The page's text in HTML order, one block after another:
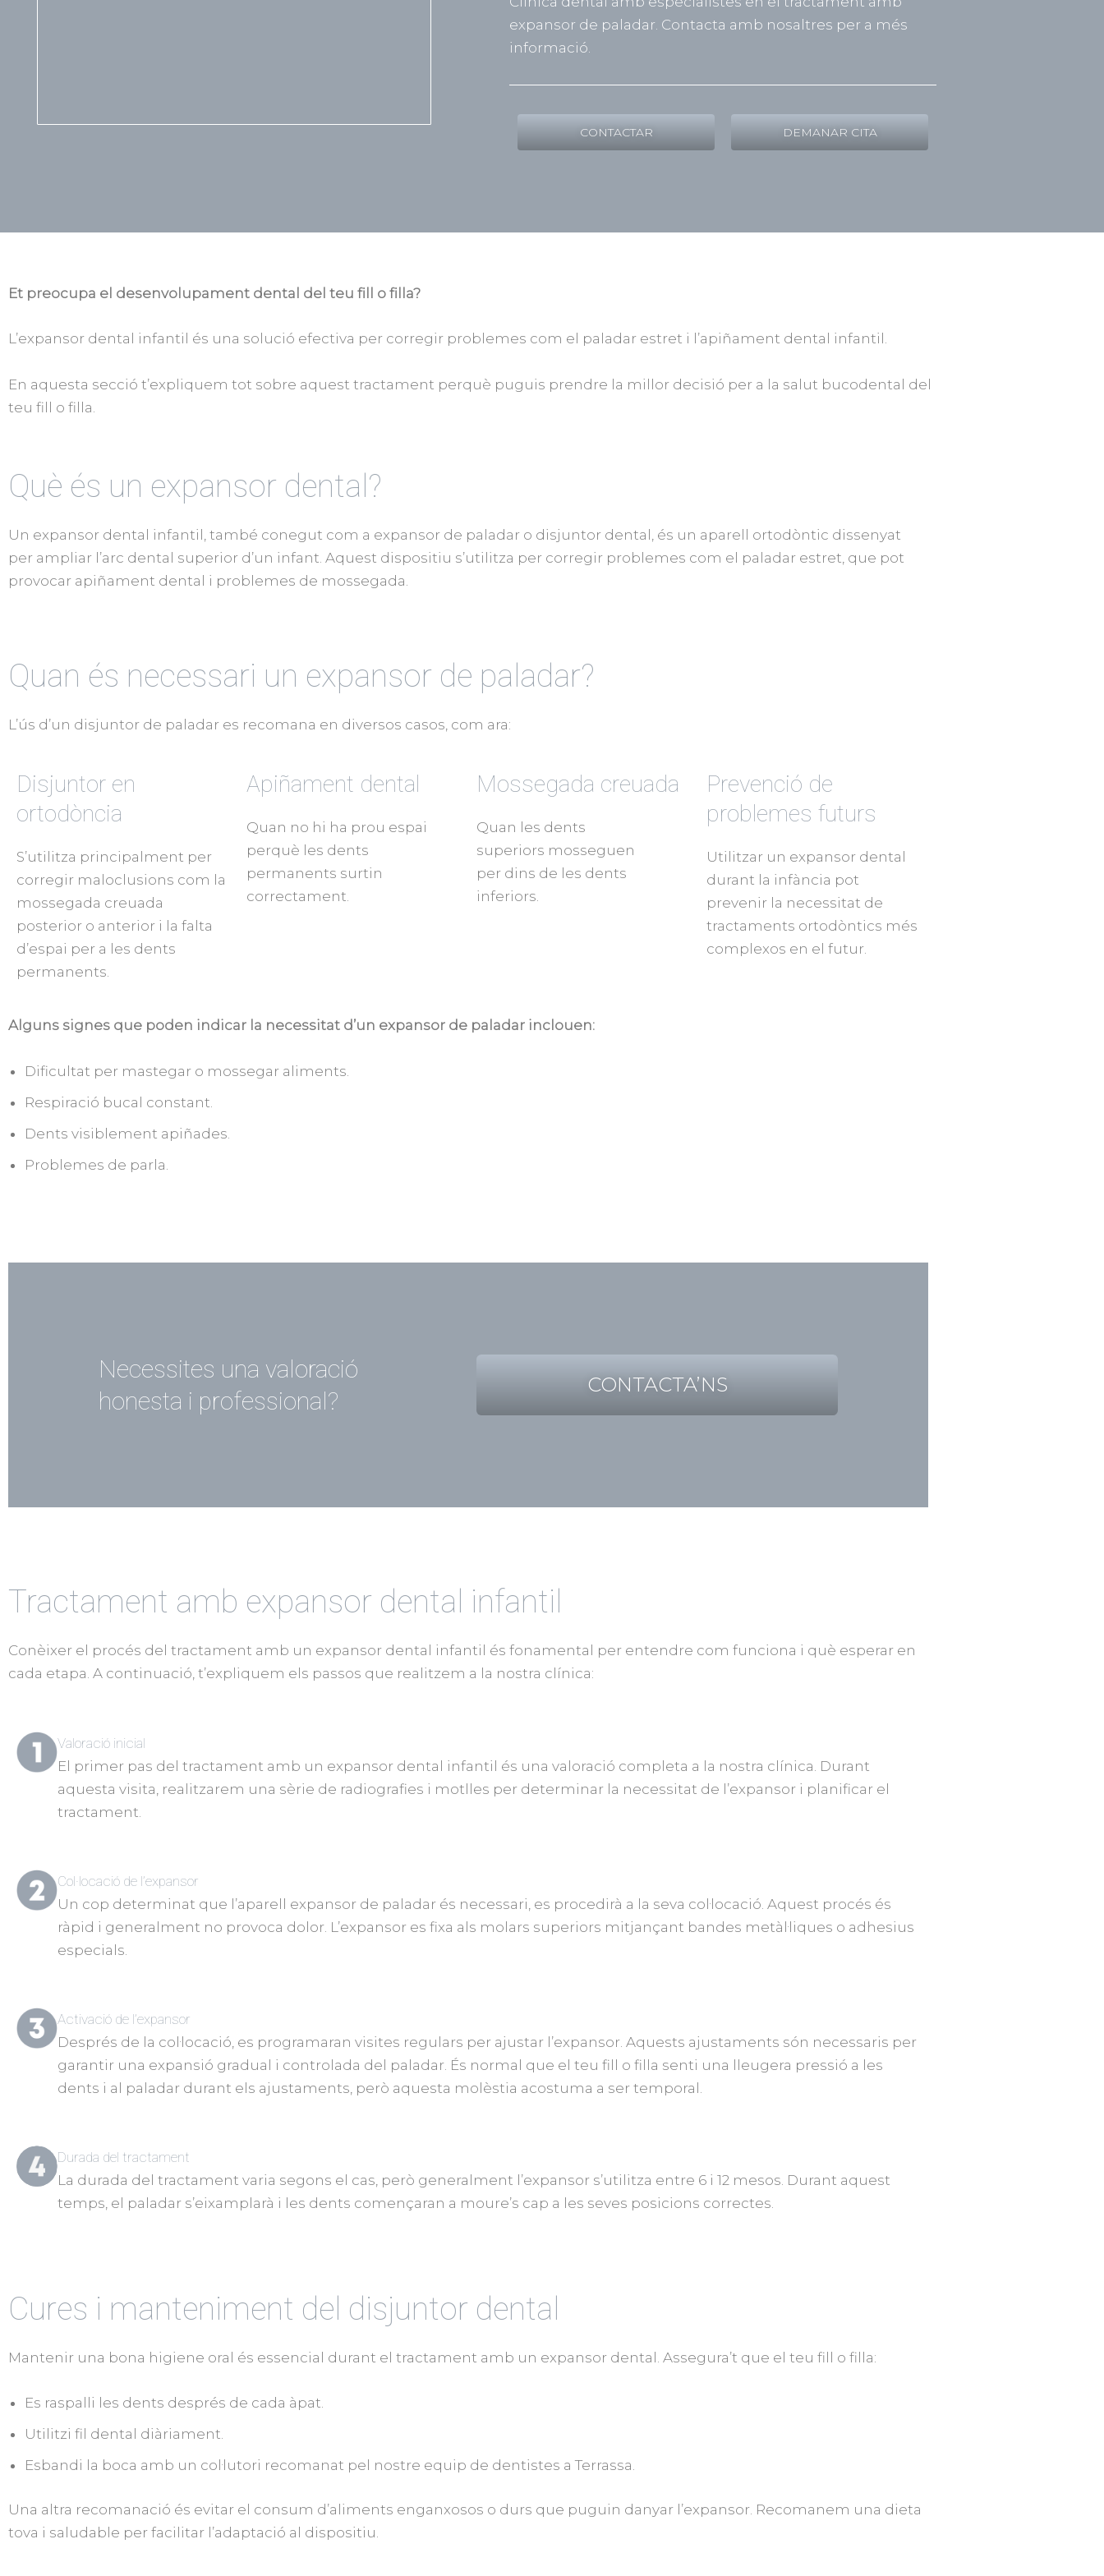
expansor de paladar. Contacta amb nosaltres per a més
informació.
CONTACTAR DEMANAR CITA
Et preocupa el desenvolupament dental del teu fill o filla?
L’expansor dental infantil és una solució efectiva per corregir problemes com el paladar estret i l’apiñament dental infantil.
En aquesta secció t’expliquem tot sobre aquest tractament perquè puguis prendre la millor decisió per a la salut bucodental del
teu fill o filla.
Què és un expansor dental?
Un expansor dental infantil, també conegut com a expansor de paladar o disjuntor dental, és un aparell ortodòntic dissenyat
per ampliar l’arc dental superior d’un infant. Aquest dispositiu s’utilitza per corregir problemes com el paladar estret, que pot
provocar apiñament dental i problemes de mossegada.
Quan és necessari un expansor de paladar?
L’ús d’un disjuntor de paladar es recomana en diversos casos, com ara:
Disjuntor en
ortodòncia
S’utilitza principalment per
corregir maloclusions com la
mossegada creuada
posterior o anterior i la falta
d’espai per a les dents
permanents.
Apiñament dental
Quan no hi ha prou espai
perquè les dents
permanents surtin
correctament.
Mossegada creuada
Quan les dents
superiors mosseguen
per dins de les dents
inferiors.
Prevenció de
problemes futurs
Utilitzar un expansor dental
durant la infància pot
prevenir la necessitat de
tractaments ortodòntics més
complexos en el futur.
Alguns signes que poden indicar la necessitat d’un expansor de paladar inclouen:
Dificultat per mastegar o mossegar aliments.
Respiració bucal constant.
Dents visiblement apiñades.
Problemes de parla.
Necessites una valoració
honesta i professional?
CONTACTA’NS
Tractament amb expansor dental infantil
Conèixer el procés del tractament amb un expansor dental infantil és fonamental per entendre com funciona i què esperar en
cada etapa. A continuació, t’expliquem els passos que realitzem a la nostra clínica:
Valoració inicial
El primer pas del tractament amb un expansor dental infantil és una valoració completa a la nostra clínica. Durant
aquesta visita, realitzarem una sèrie de radiografies i motlles per determinar la necessitat de l’expansor i planificar el
tractament.
Col·locació de l’expansor
Un cop determinat que l’aparell expansor de paladar és necessari, es procedirà a la seva col·locació. Aquest procés és
ràpid i generalment no provoca dolor. L’expansor es fixa als molars superiors mitjançant bandes metàl·liques o adhesius
especials.
Activació de l’expansor
Després de la col·locació, es programaran visites regulars per ajustar l’expansor. Aquests ajustaments són necessaris per
garantir una expansió gradual i controlada del paladar. És normal que el teu fill o filla senti una lleugera pressió a les
dents i al paladar durant els ajustaments, però aquesta molèstia acostuma a ser temporal.
Durada del tractament
La durada del tractament varia segons el cas, però generalment l’expansor s’utilitza entre 6 i 12 mesos. Durant aquest
temps, el paladar s’eixamplarà i les dents començaran a moure’s cap a les seves posicions correctes.
Cures i manteniment del disjuntor dental
Mantenir una bona higiene oral és essencial durant el tractament amb un expansor dental. Assegura’t que el teu fill o filla:
Es raspalli les dents després de cada àpat.
Utilitzi fil dental diàriament.
Esbandi la boca amb un col·lutori recomanat pel nostre equip de dentistes a Terrassa.
Una altra recomanació és evitar el consum d’aliments enganxosos o durs que puguin danyar l’expansor. Recomanem una dieta
tova i saludable per facilitar l’adaptació al dispositiu.